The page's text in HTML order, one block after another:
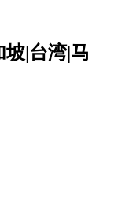
|台湾|马